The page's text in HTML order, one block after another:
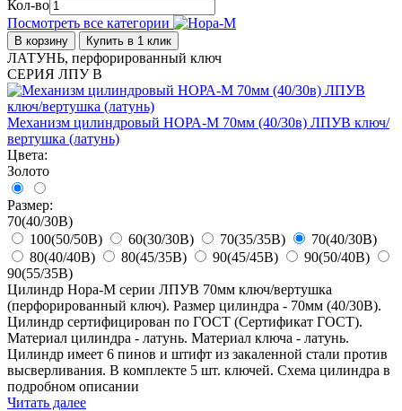
Кол-во
Посмотреть все категории
В корзину Купить в 1 клик
ЛАТУНЬ, перфорированный ключ
СЕРИЯ ЛПУ В
Механизм цилиндровый НОРА-М 70мм (40/30в) ЛПУВ ключ/
вертушка (латунь)
Цвета:
Золото
Размер:
70(40/30В)
100(50/50В)
60(30/30В) 70(35/35В)
70(40/30В)
80(40/40В)
80(45/35В) 90(45/45В)
90(50/40В)
90(55/35В)
Цилиндр Нора-М серии ЛПУВ 70мм ключ/вертушка
(перфорированный ключ). Размер цилиндра - 70мм (40/30В).
Цилиндр сертифицирован по ГОСТ (Сертификат ГОСТ).
Материал цилиндра - латунь. Материал ключа - латунь.
Цилиндр имеет 6 пинов и штифт из закаленной стали против
высверливания. В комплекте 5 шт. ключей. Схема цилиндра в
подробном описании
Читать далее